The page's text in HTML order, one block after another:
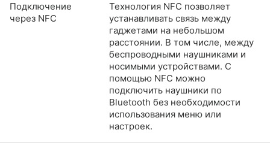
Подключение
через NFC
Технология NFC позволяет
устанавливать связь между
гаджетами на небольшом
расстоянии. В том числе, между
беспроводными наушниками и
носимыми устройствами. С
помощью NFC можно
подключить наушники по
Bluetooth без необходимости
использования меню или
настроек.